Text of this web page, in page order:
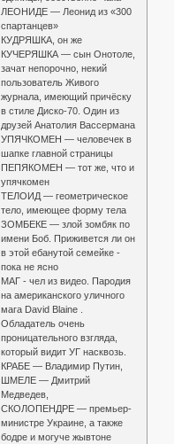
ЛЕОНИДЕ — Леонид из «300
спартанцев»
КУДРЯШКА, он же
КУЧЕРЯШКА — сын Онотоле,
зачат непорочно, некий
пользователь Живого
журнала, имеющий причёску
в стиле Диско-70. Один из
друзей Анатолия Вассермана
УПЯЧКОМЕН — человечек в
шапке главной страницы
ПЕПЯКОМЕН — тот же, что и
упячкомен
ТЕЛОИД — геометрическое
тело, имеющее форму тела
ЗОМБЕКЕ — злой зомбяк по
имени Боб. Приживется ли он
в этой ебанутой семейке -
пока не ясно
МАГ - чел из видео. Пародия
на американского уличного
мага David Blaine .
Обладатель очень
проницательного взгляда,
который видит УГ насквозь.
КРАБЕ — Владимир Путин,
ШМЕЛЕ — Дмитрий
Медведев,
СКОЛОПЕНДРЕ — премьер-
министре Украине, а также
бодре и могуче жывтоне